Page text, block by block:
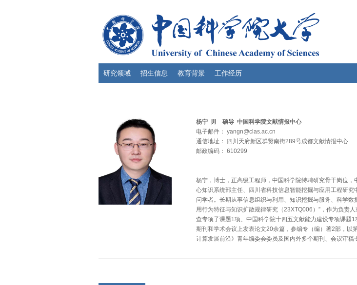
研究领域 招生信息 教育背景 工作经历
杨宁 男 硕导 中国科学院文献情报中心
电子邮件： yangn@clas.ac.cn
通信地址： 四川天府新区群贤南街289号成都文献情报中心
邮政编码： 610299
杨宁，博士，正高级工程师，中国科学院特聘研究骨干岗位
心知识系统部主任、四川省科技信息智能挖掘与应用工程研
问学者。长期从事信息组织与利用、知识挖掘与服务、科学
用行为特征与知识扩散规律研究（23XTQ006）”，作为负责
查专项子课题1项、中国科学院十四五文献能力建设专项课题
期刊和学术会议上发表论文20余篇，参编专（编）著2部，
计算发展前沿》 青年编委会委员及国内外多个期刊、会议审稿